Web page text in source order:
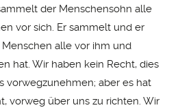
der Menschensohn alle
vor sich. Er sammelt und er
alle vor ihm und
hat. Wir haben kein Recht, dies
vorwegzunehmen; aber es hat
vorweg über uns zu richten. Wir